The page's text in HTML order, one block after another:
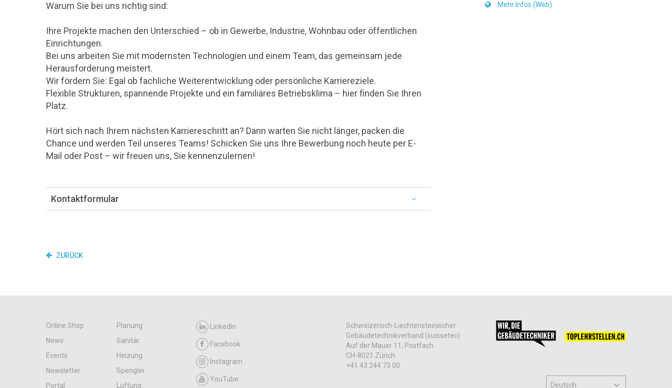
Warum Sie bei uns richtig sind:
Ihre Projekte machen den Unterschied – ob in Gewerbe, Industrie, Wohnbau oder öffentlichen
Einrichtungen.
Bei uns arbeiten Sie mit modernsten Technologien und einem Team, das gemeinsam jede
Herausforderung meistert.
Wir fördern Sie: Egal ob fachliche Weiterentwicklung oder persönliche Karriereziele.
Flexible Strukturen, spannende Projekte und ein familiäres Betriebsklima – hier finden Sie Ihren
Platz.
Hört sich nach Ihrem nächsten Karriereschritt an? Dann warten Sie nicht länger, packen die
Chance und werden Teil unseres Teams! Schicken Sie uns Ihre Bewerbung noch heute per E-
Mail oder Post – wir freuen uns, Sie kennenzulernen!
Kontaktformular
Mehr Infos (Web)
ZURÜCK
Online Shop
Planung
News
Sanitär
Events
Heizung
Newsletter
Spengler
Portal
Lüftung
LinkedIn
Facebook
Instagram
YouTube
Schweizerisch-Liechtensteinischer
Gebäudetechnikverband (suissetec)
Auf der Mauer 11, Postfach
CH-8021 Zürich
+41 43 244 73 00